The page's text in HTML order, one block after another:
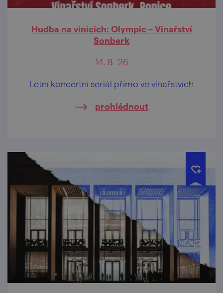
Hudba na vinicích: Olympic – Vinařství
Sonberk
14. 8. '26
Letní koncertní seriál přímo ve vinařstvích
prohlédnout